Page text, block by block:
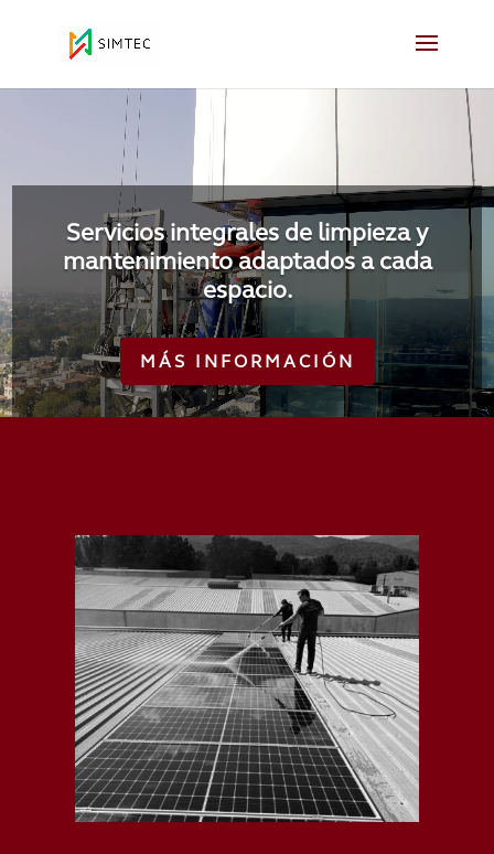
Reproductor
vídeo
Servicios integrales de limpieza y
mantenimiento adaptados a cada
espacio.
MÁS INFORMACIÓN